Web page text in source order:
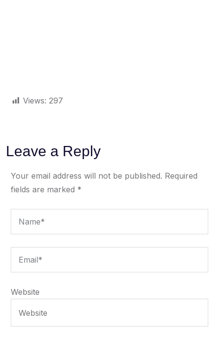
Views: 297
Leave a Reply
Your email address will not be published. Required
fields are marked *
Website